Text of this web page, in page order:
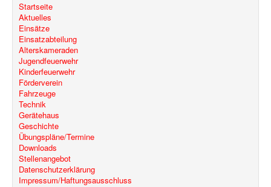
Startseite
Aktuelles
Einsätze
Einsatzabteilung
Alterskameraden
Jugendfeuerwehr
Kinderfeuerwehr
Förderverein
Fahrzeuge
Technik
Gerätehaus
Geschichte
Übungspläne/Termine
Downloads
Stellenangebot
Datenschutzerklärung
Impressum/Haftungsausschluss